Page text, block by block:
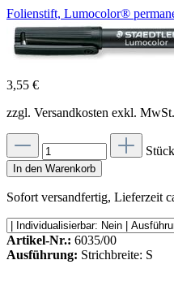
Folienstift, Lumocolor®
3,55 €
zzgl. Versandkosten exkl. MwSt.
Stück
In den Warenkorb
Sofort versandfertig, Lieferzeit
Artikel-Nr.: 6035/00
Ausführung: Strichbreite: S